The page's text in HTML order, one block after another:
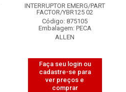
INTERRUPTOR EMERG/PART
FACTOR/YBR125 02
Código: 875105
Embalagem: PECA
ALLEN
Faça seu login ou
cadastre-se para
ver preços e
comprar